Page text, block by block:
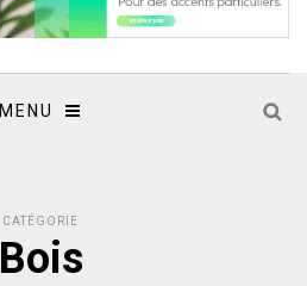
MENU
CATÉGORIE
Bois